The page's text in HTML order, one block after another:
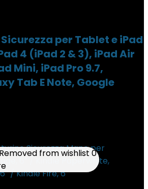
per Tablet e iPad
4 (iPad 2 & 3), iPad Air
Mini, iPad Pro 9.7,
Tab E Note, Google
Removed from wishlist 0
Removed from wishlist 0